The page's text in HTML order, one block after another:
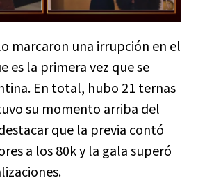
marcaron una irrupción en el
es la primera vez que se
En total, hubo 21 ternas
su momento arriba del
que la previa contó
a los 80k y la gala superó